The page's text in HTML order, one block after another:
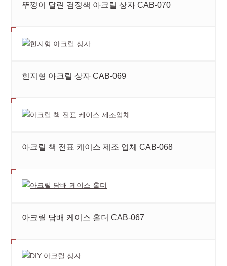
뚜껑이 달린 검정색 아크릴 상자 CAB-070
힌지형 아크릴 상자 CAB-069
아크릴 책 전표 케이스 제조 업체 CAB-068
아크릴 담배 케이스 홀더 CAB-067